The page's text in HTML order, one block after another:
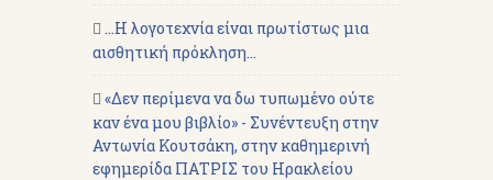
...Η λογοτεχνία είναι πρωτίστως μια
αισθητική πρόκληση...
«Δεν περίμενα να δω τυπωμένο ούτε
καν ένα μου βιβλίο» - Συνέντευξη στην
Αντωνία Κουτσάκη, στην καθημερινή
εφημερίδα ΠΑΤΡΙΣ του Ηρακλείου